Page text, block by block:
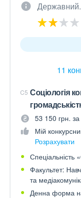
11
C5 Соціологія
53 150 грн.
Мій
Розрахувати
Спеціальність
Факультет:
та
Денна форма